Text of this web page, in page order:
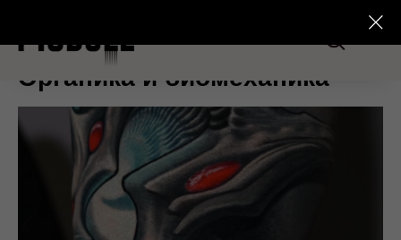
Органика и биомеханика